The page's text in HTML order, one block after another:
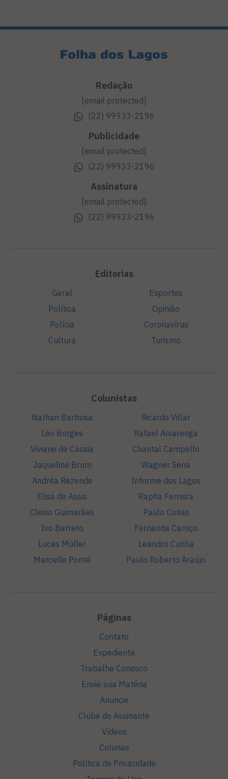
Redação
[email protected]
(22) 99933-2196
Publicidade
[email protected]
(22) 99933-2196
Assinatura
[email protected]
(22) 99933-2196
Editorias
Geral
Política
Polícia
Cultura
Esportes
Opinião
Coronavírus
Turismo
Colunistas
Nathan Barbosa
Léo Borges
Viviane de Cássia
Jaqueline Brum
Andréa Rezende
Elisa de Assis
Clesio Guimarães
Ivo Barreto
Lucas Müller
Marcelle Ponté
Ricardo Villar
Rafael Alvarenga
Chantal Campello
Wagner Sena
Informe dos Lagos
Rapha Ferreira
Paulo Cotias
Fernanda Carriço
Leandro Cunha
Paulo Roberto Araújo
Páginas
Contato
Expediente
Trabalhe Conosco
Envie sua Matéria
Anuncie
Clube do Assinante
Vídeos
Colunas
Política de Privacidade